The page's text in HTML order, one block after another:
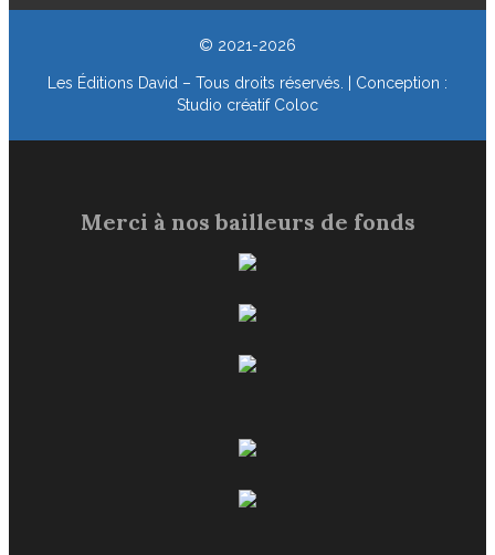
© 2021-2026
Les Éditions David – Tous droits réservés. | Conception :
Studio créatif Coloc
Merci à nos bailleurs de fonds